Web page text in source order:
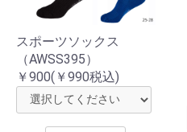
スポーツソックス
（AWSS395）
￥900(￥990税込)
お買い物を続ける